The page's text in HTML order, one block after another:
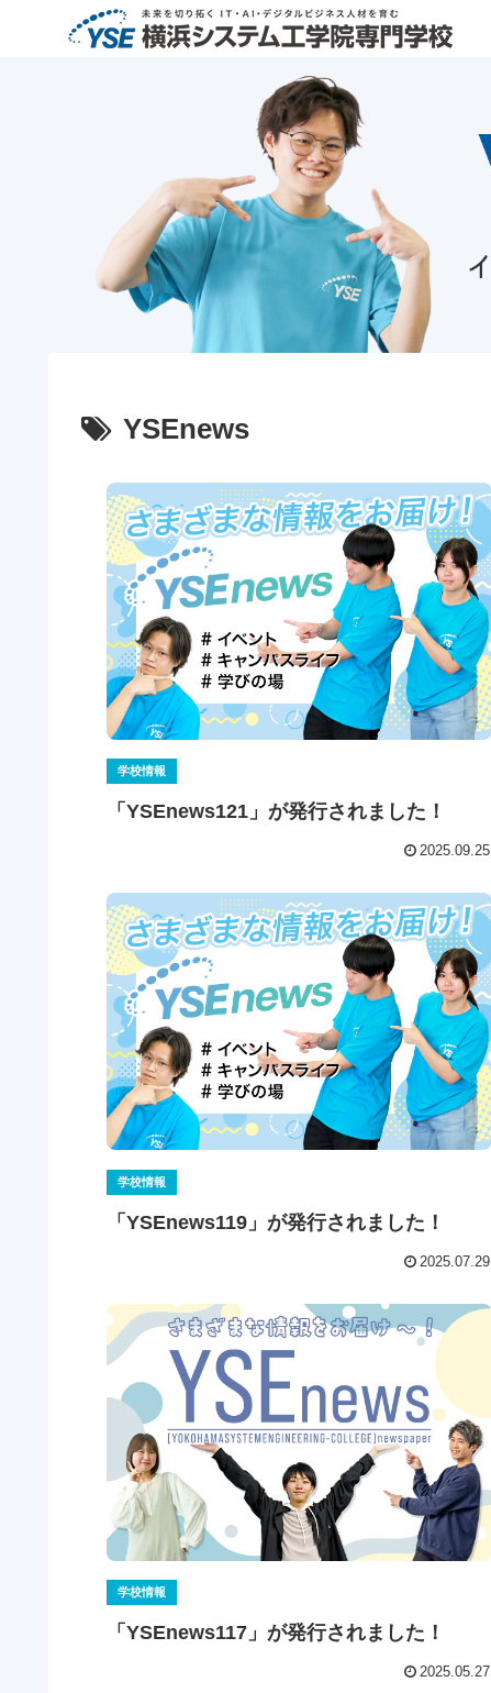
YSEnews
学校情報
「YSEnews121」が発行されました！
2025.09.25
学校情報
「YSEnews119」が発行されました！
2025.07.29
学校情報
「YSEnews117」が発行されました！
2025.05.27